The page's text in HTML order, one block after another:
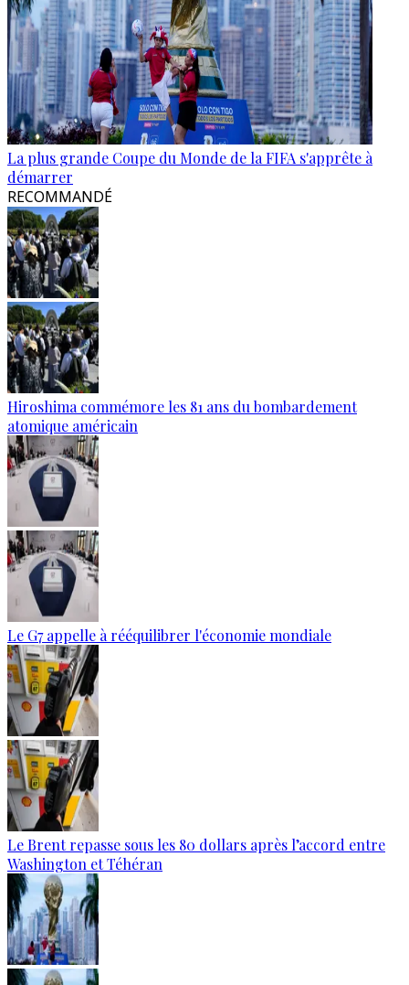
La plus grande Coupe du Monde de la FIFA s'apprête à
démarrer
RECOMMANDÉ
Hiroshima commémore les 81 ans du bombardement
atomique américain
Le G7 appelle à rééquilibrer l'économie mondiale
Le Brent repasse sous les 80 dollars après l’accord entre
Washington et Téhéran